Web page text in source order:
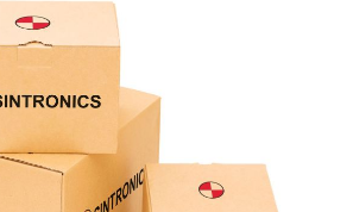
ist dann ihr Partner, der
technisch hochwertig
abgekündigten Baugruppen
ersetzt.